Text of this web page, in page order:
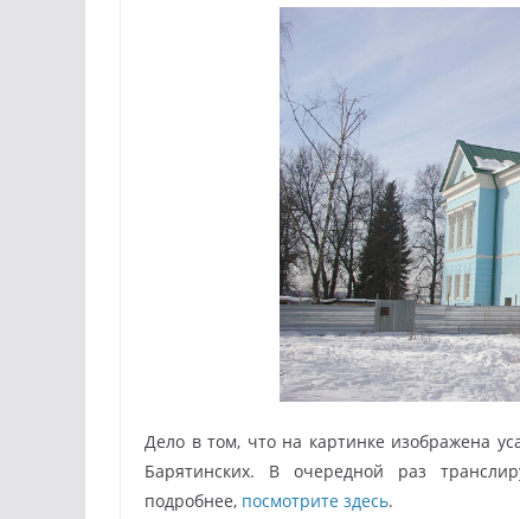
Дело в том, что на картинке изображена
Барятинских. В очередной раз
подробнее, посмотрите здесь.